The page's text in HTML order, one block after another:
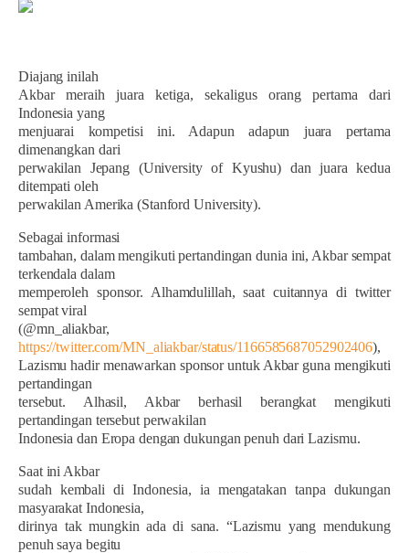
Diajang inilah
Akbar meraih juara ketiga, sekaligus orang pertama dari
Indonesia yang
menjuarai kompetisi ini. Adapun adapun juara pertama
dimenangkan dari
perwakilan Jepang (University of Kyushu) dan juara kedua
ditempati oleh
perwakilan Amerika (Stanford University).
Sebagai informasi
tambahan, dalam mengikuti pertandingan dunia ini, Akbar sempat
terkendala dalam
memperoleh sponsor. Alhamdulillah, saat cuitannya di twitter
sempat viral
(@mn_aliakbar,
https://twitter.com/MN_aliakbar/status/1166585687052902406),
Lazismu hadir menawarkan sponsor untuk Akbar guna mengikuti
pertandingan
tersebut. Alhasil, Akbar berhasil berangkat mengikuti
pertandingan tersebut perwakilan
Indonesia dan Eropa dengan dukungan penuh dari Lazismu.
Saat ini Akbar
sudah kembali di Indonesia, ia mengatakan tanpa dukungan
masyarakat Indonesia,
dirinya tak mungkin ada di sana. “Lazismu yang mendukung
penuh saya begitu